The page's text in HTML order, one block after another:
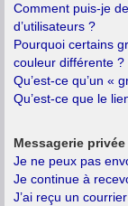
Comment puis-je
d’utilisateurs ?
Pourquoi certains
couleur différente ?
Qu’est-ce qu’un «
Qu’est-ce que le
Messagerie privée
Je ne peux pas
Je continue à
J’ai reçu un